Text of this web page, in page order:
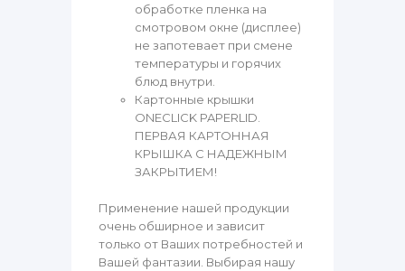
обработке пленка на
смотровом окне (дисплее)
не запотевает при смене
температуры и горячих
блюд внутри.
Картонные крышки
ONECLICK PAPERLID.
ПЕРВАЯ КАРТОННАЯ
КРЫШКА С НАДЕЖНЫМ
ЗАКРЫТИЕМ!
Применение нашей продукции
очень обширное и зависит
только от Ваших потребностей и
Вашей фантазии. Выбирая нашу